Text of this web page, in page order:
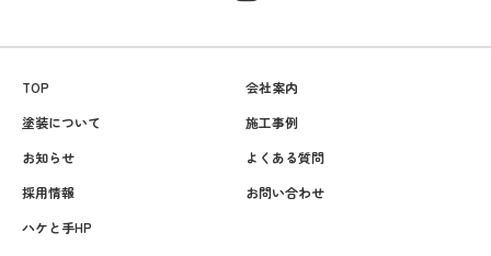
TOP
会社案内
塗装について
施工事例
お知らせ
よくある質問
採用情報
お問い合わせ
ハケと手HP